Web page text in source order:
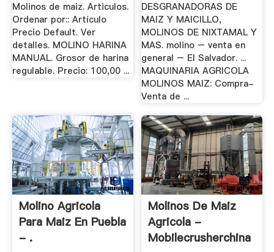
Molinos de maiz. Articulos.
Ordenar por:: Artículo
Precio Default. Ver
detalles. MOLINO HARINA
MANUAL. Grosor de harina
regulable. Precio: 100,00 ...
DESGRANADORAS DE
MAIZ Y MAICILLO,
MOLINOS DE NIXTAMAL Y
MAS. molino – venta en
general – El Salvador. ...
MAQUINARIA AGRICOLA
MOLINOS MAIZ: Compra-
Venta de ...
Molino Agricola
Para Maiz En Puebla
- .
Molinos De Maiz
Agricola -
Mobilecrusherchina